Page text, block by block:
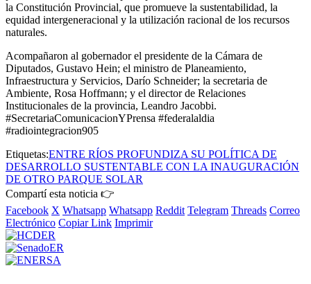
la Constitución Provincial, que promueve la sustentabilidad, la
equidad intergeneracional y la utilización racional de los recursos
naturales.
Acompañaron al gobernador el presidente de la Cámara de
Diputados, Gustavo Hein; el ministro de Planeamiento,
Infraestructura y Servicios, Darío Schneider; la secretaria de
Ambiente, Rosa Hoffmann; y el director de Relaciones
Institucionales de la provincia, Leandro Jacobbi.
#SecretariaComunicacionYPrensa #federalaldia
#radiointegracion905
Etiquetas:ENTRE RÍOS PROFUNDIZA SU POLÍTICA DE
DESARROLLO SUSTENTABLE CON LA INAUGURACIÓN
DE OTRO PARQUE SOLAR
Compartí esta noticia 👉
Facebook X Whatsapp Whatsapp Reddit Telegram Threads Correo
Electrónico Copiar Link Imprimir